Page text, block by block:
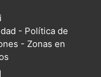
- Política de
- Zonas en